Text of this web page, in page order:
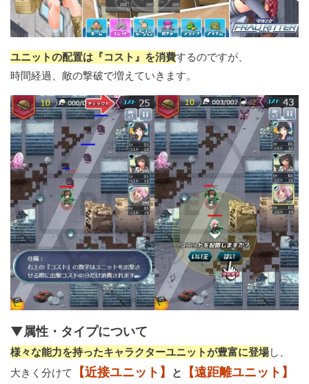
ユニットの配置は『コスト』を消費するのですが、
時間経過、敵の撃破で増えていきます。
▼属性・タイプについて
様々な能力を持ったキャラクターユニットが豊富に登場し、
大きく分けて
【近接ユニット】 と 【遠距離ユニット】